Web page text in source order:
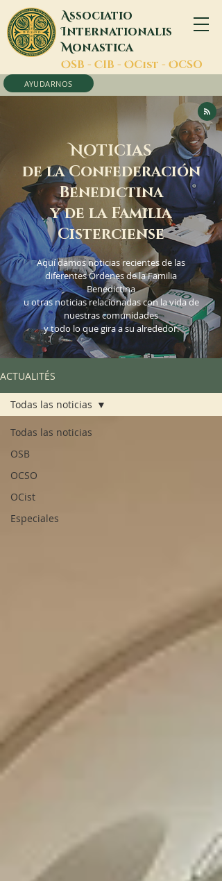
Associatio
Internationalis
Monastica
OSB - CIB - OCist - OCSO
AYUDARNOS
NOTICIAS
de la Confederación
Benedictina
y de la Familia
Cisterciense
Aquí damos noticias recientes de las
diferentes Órdenes de la Familia
Benedictina
u otras noticias relacionadas con la vida de
nuestras comunidades
y todo lo que gira a su alrededor.
ACTUALITÉS
Todas las noticias
OSB
OCSO
OCist
Especiales
Todas las noticias